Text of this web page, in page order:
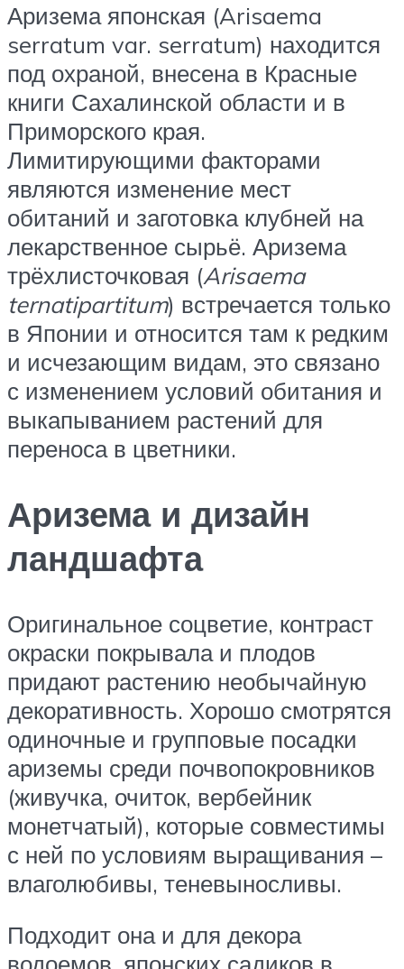
Аризема японская (Arisaema
serratum var. serratum) находится
под охраной, внесена в Красные
книги Сахалинской области и в
Приморского края.
Лимитирующими факторами
являются изменение мест
обитаний и заготовка клубней на
лекарственное сырьё. Аризема
трёхлисточковая (Arisaema
ternatipartitum) встречается только
в Японии и относится там к редким
и исчезающим видам, это связано
с изменением условий обитания и
выкапыванием растений для
переноса в цветники.
Аризема и дизайн
ландшафта
Оригинальное соцветие, контраст
окраски покрывала и плодов
придают растению необычайную
декоративность. Хорошо смотрятся
одиночные и групповые посадки
ариземы среди почвопокровников
(живучка, очиток, вербейник
монетчатый), которые совместимы
с ней по условиям выращивания –
влаголюбивы, теневыносливы.
Подходит она и для декора